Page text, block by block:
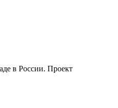
в России. Проект